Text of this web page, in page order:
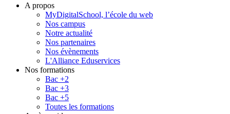
A propos
MyDigitalSchool, l’école du web
Nos campus
Notre actualité
Nos partenaires
Nos évènements
L'Alliance Eduservices
Nos formations
Bac +2
Bac +3
Bac +5
Toutes les formations